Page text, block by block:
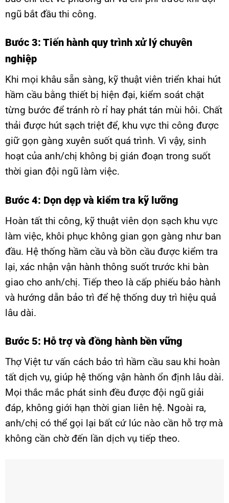
ngũ bắt đầu thi công.
Bước 3: Tiến hành quy trình xử lý chuyên
nghiệp
Khi mọi khâu sẵn sàng, kỹ thuật viên triển khai hút
hầm cầu bằng thiết bị hiện đại, kiểm soát chặt
từng bước để tránh rò rỉ hay phát tán mùi hôi. Chất
thải được hút sạch triệt để, khu vực thi công được
giữ gọn gàng xuyên suốt quá trình. Vì vậy, sinh
hoạt của anh/chị không bị gián đoạn trong suốt
thời gian đội ngũ làm việc.
Bước 4: Dọn dẹp và kiểm tra kỹ lưỡng
Hoàn tất thi công, kỹ thuật viên dọn sạch khu vực
làm việc, khôi phục không gian gọn gàng như ban
đầu. Hệ thống hầm cầu và bồn cầu được kiểm tra
lại, xác nhận vận hành thông suốt trước khi bàn
giao cho anh/chị. Tiếp theo là cấp phiếu bảo hành
và hướng dẫn bảo trì để hệ thống duy trì hiệu quả
lâu dài.
Bước 5: Hỗ trợ và đồng hành bền vững
Thợ Việt tư vấn cách bảo trì hầm cầu sau khi hoàn
tất dịch vụ, giúp hệ thống vận hành ổn định lâu dài.
Mọi thắc mắc phát sinh đều được đội ngũ giải
đáp, không giới hạn thời gian liên hệ. Ngoài ra,
anh/chị có thể gọi lại bất cứ lúc nào cần hỗ trợ mà
không cần chờ đến lần dịch vụ tiếp theo.